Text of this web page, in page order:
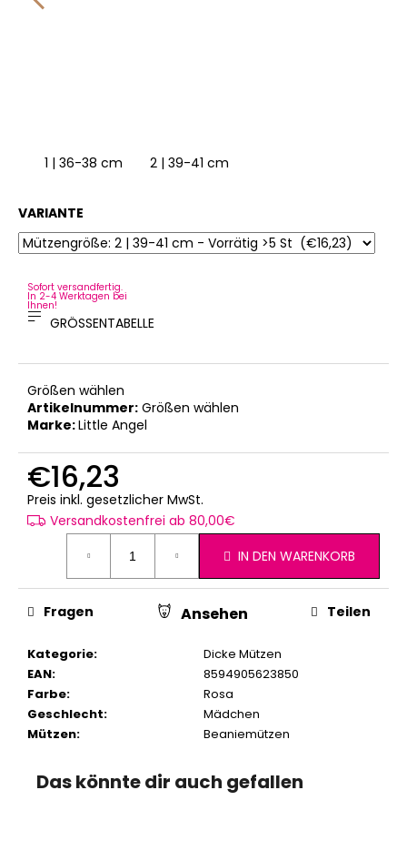
4 | 45-48 cm 5 | 49-53 cm
1 | 36-38 cm 2 | 39-41 cm
VARIANTE
Sofort versandfertig.
In 2-4 Werktagen bei
Ihnen!
GRÖSSENTABELLE
Größen wählen
Artikelnummer: Größen wählen
Marke:Little Angel
€16,23
Preis inkl. gesetzlicher MwSt.
Versandkostenfrei ab 80,00€
IN DEN WARENKORB
Kategorie:
Dicke Mützen
EAN:
8594905623850
Farbe:
Rosa
Geschlecht:
Mädchen
Mützen: Beaniemützen
Fragen Ansehen Teilen
Das könnte dir auch gefallen